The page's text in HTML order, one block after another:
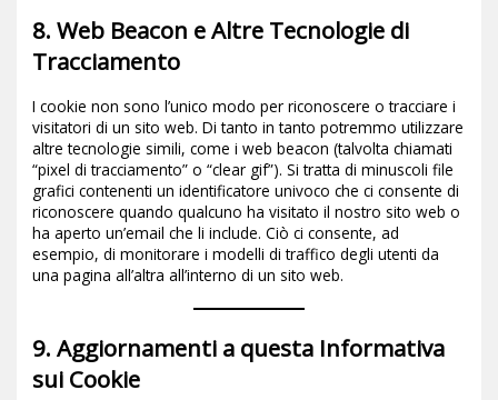
8. Web Beacon e Altre Tecnologie di
Tracciamento
I cookie non sono l’unico modo per riconoscere o tracciare i
visitatori di un sito web. Di tanto in tanto potremmo utilizzare
altre tecnologie simili, come i web beacon (talvolta chiamati
“pixel di tracciamento” o “clear gif”). Si tratta di minuscoli file
grafici contenenti un identificatore univoco che ci consente di
riconoscere quando qualcuno ha visitato il nostro sito web o
ha aperto un’email che li include. Ciò ci consente, ad
esempio, di monitorare i modelli di traffico degli utenti da
una pagina all’altra all’interno di un sito web.
9. Aggiornamenti a questa Informativa
sui Cookie